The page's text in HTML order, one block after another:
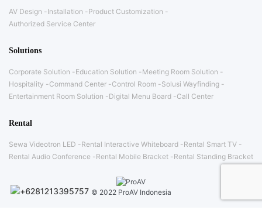
AV Design Installation
Product Customization
Authorized Service Center
Solutions
Corporate Solution Education Solution
Meeting Room Solution
Hospitality
Command Center Control Room
Solusi Wayfinding
Entertainment Room Solution
Digital Menu Board Call Center
Rental
Sewa Videotron LED Rental Interactive Whiteboard
Rental Smart TV
Rental Audio Conference
Rental Mobile Bracket Rental Standing Bracket
© 2022 ProAV Indonesia